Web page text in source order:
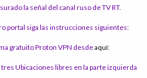
la señal del canal ruso de TV RT.
portal siga las instrucciones siguientes:
gratuito Proton VPN desdeaquí:
Ubicaciones libres en la parte izquierda